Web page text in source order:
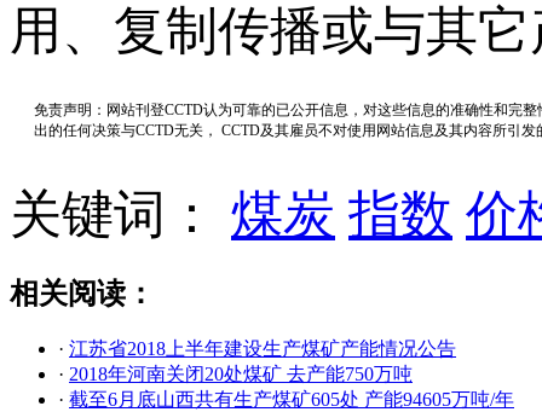
用、复制传播或与其
免责声明：网站刊登CCTD认为可靠的已公开信息，对这些信息的准确性和完
出的任何决策与CCTD无关， CCTD及其雇员不对使用网站信息及其内容所引
关键词： 煤炭 指数 价
相关阅读：
· 江苏省2018上半年建设生产煤矿产能情况公告
· 2018年河南关闭20处煤矿 去产能750万吨
· 截至6月底山西共有生产煤矿605处 产能94605万吨/年